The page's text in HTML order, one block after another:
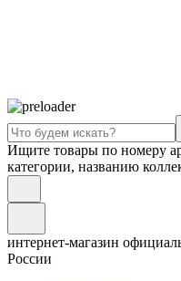
Ищите товары по номеру
категории, названию
интернет-магазин
России